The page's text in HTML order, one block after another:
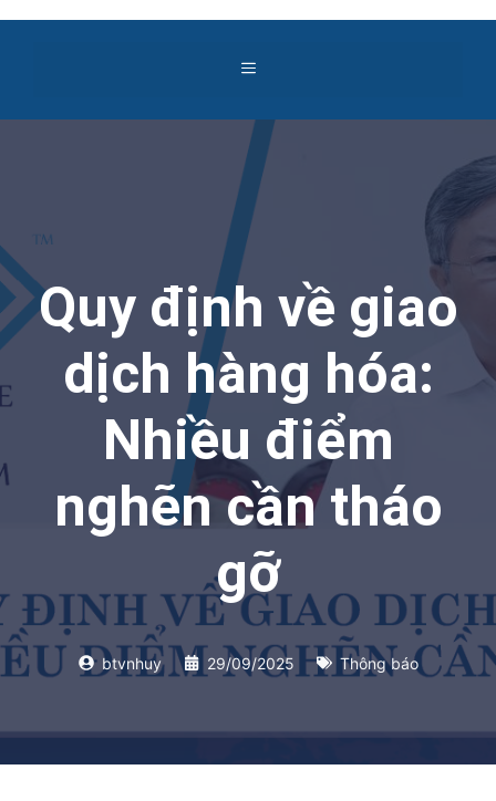
Menu
Quy định về giao
dịch hàng hóa:
Nhiều điểm
nghẽn cần tháo
gỡ
btvnhuy 29/09/2025 Thông báo